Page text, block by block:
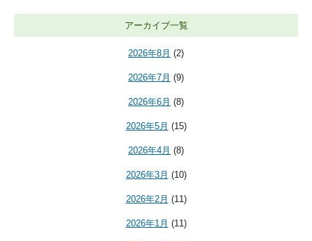
アーカイブ一覧
2026年8月 (2)
2026年7月 (9)
2026年6月 (8)
2026年5月 (15)
2026年4月 (8)
2026年3月 (10)
2026年2月 (11)
2026年1月 (11)